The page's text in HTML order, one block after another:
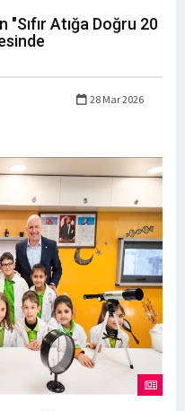
Atığa Doğru 20
28 Mar 2026